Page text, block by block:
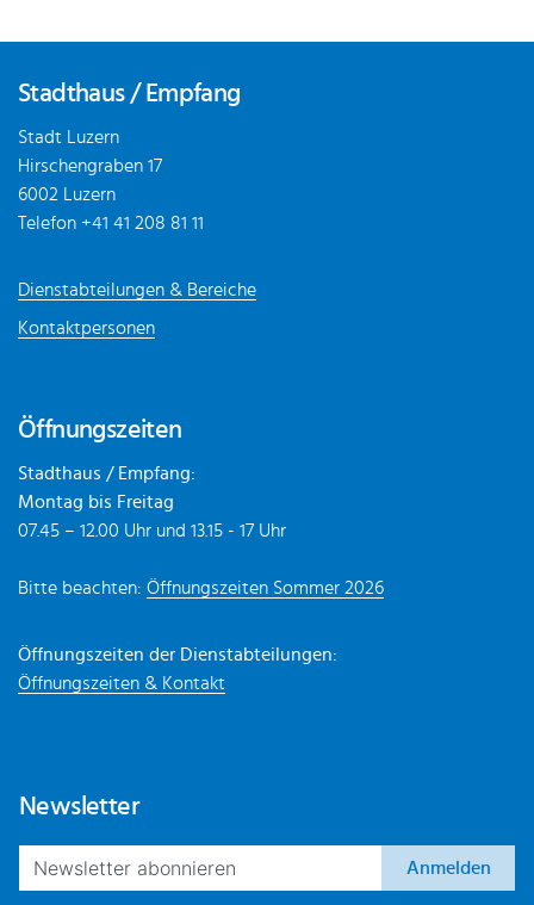
Stadthaus / Empfang
Stadt Luzern
Hirschengraben 17
6002 Luzern
Telefon +41 41 208 81 11
Dienstabteilungen & Bereiche
Kontaktpersonen
Öffnungszeiten
Stadthaus / Empfang:
Montag bis Freitag
07.45 – 12.00 Uhr und 13.15 - 17 Uhr
Bitte beachten: Öffnungszeiten Sommer 2026
Öffnungszeiten der Dienstabteilungen:
Öffnungszeiten & Kontakt
Newsletter
Anmelden